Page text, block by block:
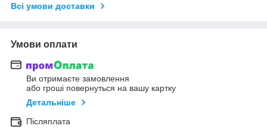
Всі умови доставки
Умови оплати
Ви отримаєте замовлення
або гроші повернуться на вашу картку
Детальніше
Післяплата